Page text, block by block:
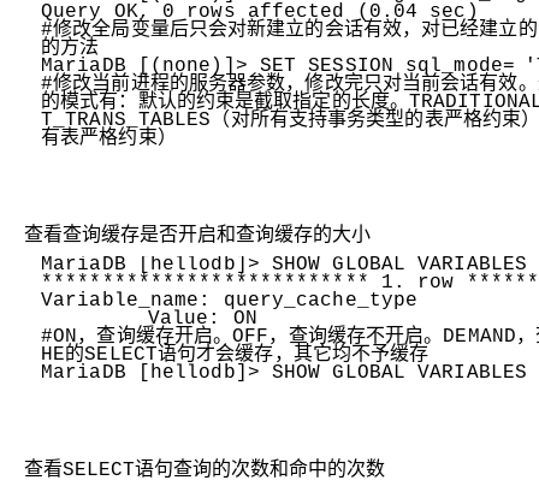
Query OK, 0 rows affected (0.04 sec)
#修改全局变量后只会对新建立的会话有效，对已经建立
的方法
MariaDB [(none)]> SET SESSION sql_mode=
#修改当前进程的服务器参数，修改完只对当前会话有效
的模式有：默认的约束是截取指定的长度。
T_TRANS_TABLES（对所有支持事务类型的表严格约
有表严格约束）
查看查询缓存是否开启和查询缓存的大小
MariaDB [hellodb]> SHOW GLOBAL
*************************** 1. row
Variable_name: query_cache_type
Value: ON
#ON，查询缓存开启。OFF，查询缓存不开启。DEMAND
HE的SELECT语句才会缓存，其它均不予缓存
MariaDB [hellodb]> SHOW GLOBAL
查看SELECT语句查询的次数和命中的次数